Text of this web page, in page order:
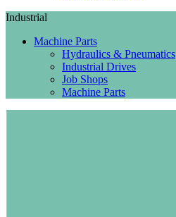
Industrial
Machine Parts
Hydraulics & Pneumatics
Industrial Drives
Job Shops
Machine Parts